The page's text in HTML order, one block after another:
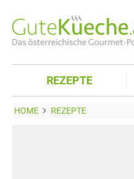
REZEPTE
HOME REZEPTE